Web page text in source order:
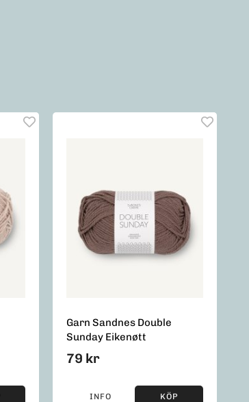
Garn Sandnes Double
Sunday Eikenøtt
79 kr
INFO KÖP